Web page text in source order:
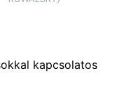
kapcsolatos